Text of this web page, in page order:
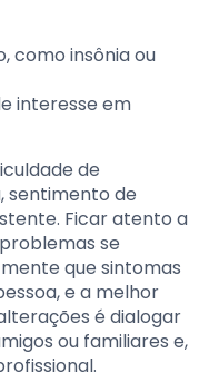
como insônia ou
interesse em
de
sentimento de
Ficar atento a
se
que sintomas
e a melhor
é dialogar
ou familiares e,